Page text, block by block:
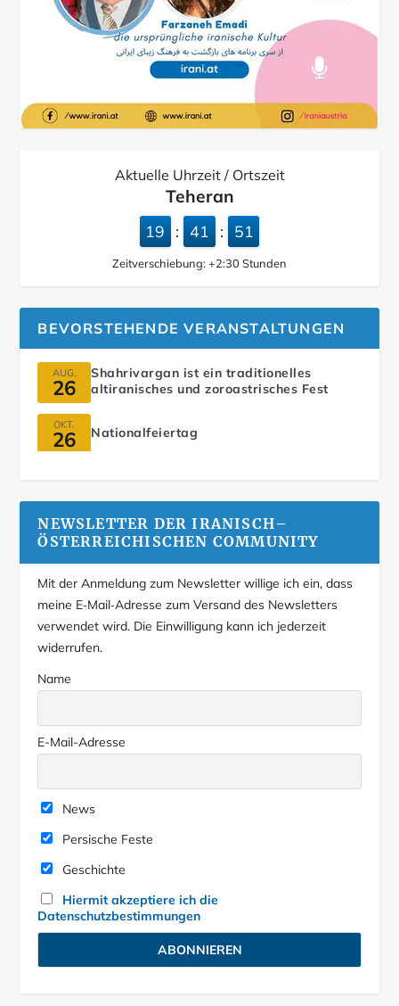
Aktuelle Uhrzeit / Ortszeit
Teheran
19 : 41 : 52
Zeitverschiebung: +2:30 Stunden
BEVORSTEHENDE VERANSTALTUNGEN
AUG.
26
Shahrivargan ist ein traditionelles
altiranisches und zoroastrisches Fest
OKT.
26 Nationalfeiertag
NEWSLETTER DER IRANISCH–
ÖSTERREICHISCHEN COMMUNITY
Mit der Anmeldung zum Newsletter willige ich ein, dass
meine E‑Mail‑Adresse zum Versand des Newsletters
verwendet wird. Die Einwilligung kann ich jederzeit
widerrufen.
Name
E-Mail-Adresse
News
Persische Feste
Geschichte
Hiermit akzeptiere ich die
Datenschutzbestimmungen